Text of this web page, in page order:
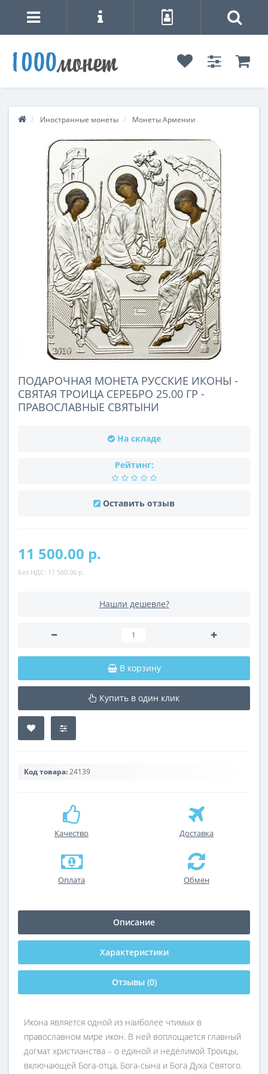
Иностранные монеты Монеты Армении
ПОДАРОЧНАЯ МОНЕТА РУССКИЕ ИКОНЫ -
СВЯТАЯ ТРОИЦА СЕРЕБРО 25.00 ГР -
ПРАВОСЛАВНЫЕ СВЯТЫНИ
На складе
Рейтинг:
Оставить отзыв
11 500.00 р.
Без НДС: 11 500.00 р.
Нашли дешевле?
В корзину
Купить в один клик
Код товара:24139
Качество Доставка
Оплата Обмен
Описание
Характеристики
Отзывы (0)
Икона является одной из наиболее чтимых в
православном мире икон. В ней воплощается главный
догмат христианства – о единой и неделимой Троицы,
включающей Бога-отца, Бога-сына и Бога Духа Святого.